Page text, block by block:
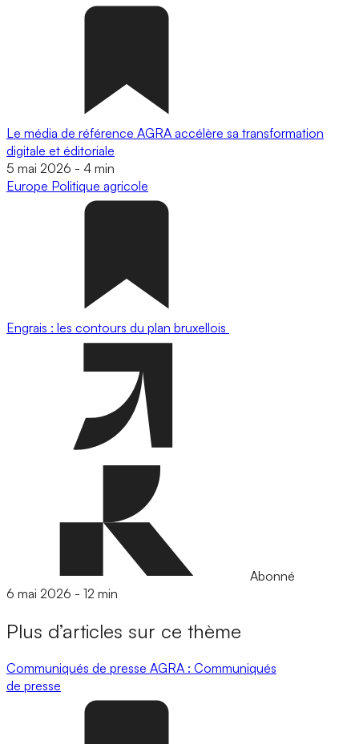
Le média de référence AGRA accélère sa transformation
digitale et éditoriale
5 mai 2026 - 4 min
Europe Politique agricole
Engrais : les contours du plan bruxellois
Abonné
6 mai 2026 - 12 min
Plus d’articles sur ce thème
Communiqués de presse AGRA : Communiqués
de presse